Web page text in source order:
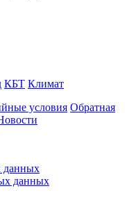
КБТ Климат
условия Обратная
данных
данных